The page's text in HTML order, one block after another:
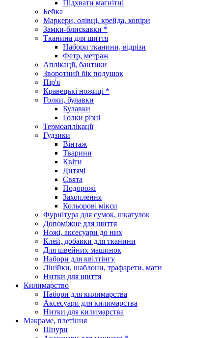
Підхвати магнітні
Бейка
Маркери, олівці, крейда, копіри
Замки-блискавки *
Тканина для шиття
Набори тканини, відрізи
Фетр, метраж
Аплікації, бантики
Зворотний бік подушок
Пір'я
Кравецькі ножиці *
Голки, булавки
Булавки
Голки різні
Термоаплікації
Гудзики
Вінтаж
Тварини
Квіти
Дитячі
Свята
Подорожі
Захоплення
Кольорові мікси
Фурнітура для сумок, шкатулок
Допоміжне для шиття
Ножі, аксесуари до них
Клей, добавки для тканини
Для швейних машинок
Набори для квілтінгу
Лінійки, шаблони, трафарети, мати
Нитки для шиття
Килимарство
Набори для килимарства
Аксесуари для килимарства
Нитки для килимарства
Макраме, плетіння
Шнури